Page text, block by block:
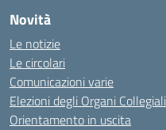
Novità
Le notizie
Le circolari
Comunicazioni varie
Elezioni degli Organi Collegiali
Orientamento in uscita